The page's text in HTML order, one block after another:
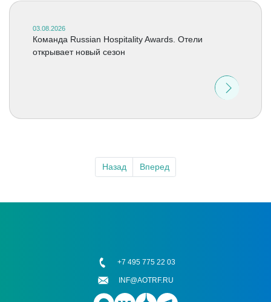
03.08.2026
Команда Russian Hospitality Awards. Отели
открывает новый сезон
Назад Вперед
+7 495 775 22 03
INF@AOTRF.RU